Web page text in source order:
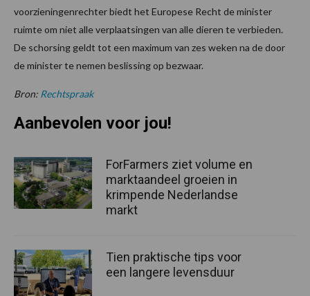
voorzieningenrechter biedt het Europese Recht de minister
ruimte om niet alle verplaatsingen van alle dieren te verbieden.
De schorsing geldt tot een maximum van zes weken na de door
de minister te nemen beslissing op bezwaar.
Bron: Rechtspraak
Aanbevolen voor jou!
ForFarmers ziet volume en
marktaandeel groeien in
krimpende Nederlandse
markt
Tien praktische tips voor
een langere levensduur